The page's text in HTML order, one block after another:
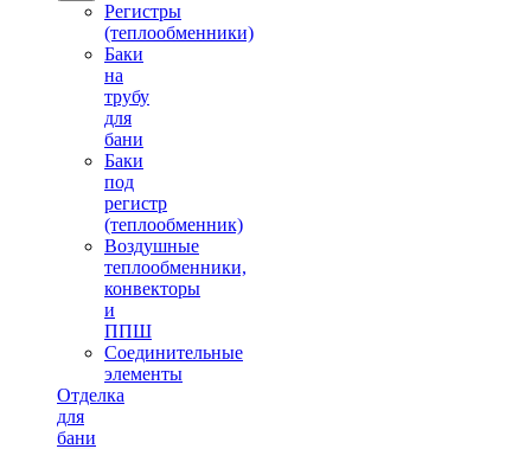
Регистры
(теплообменники)
Баки
на
трубу
для
бани
Баки
под
регистр
(теплообменник)
Воздушные
теплообменники,
конвекторы
и
ППШ
Соединительные
элементы
Отделка
для
бани